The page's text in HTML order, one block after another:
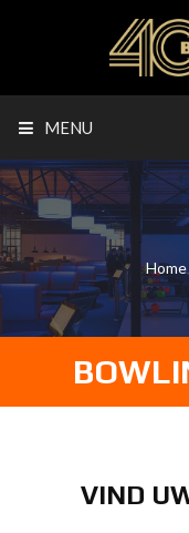
MENU
Home
VIND